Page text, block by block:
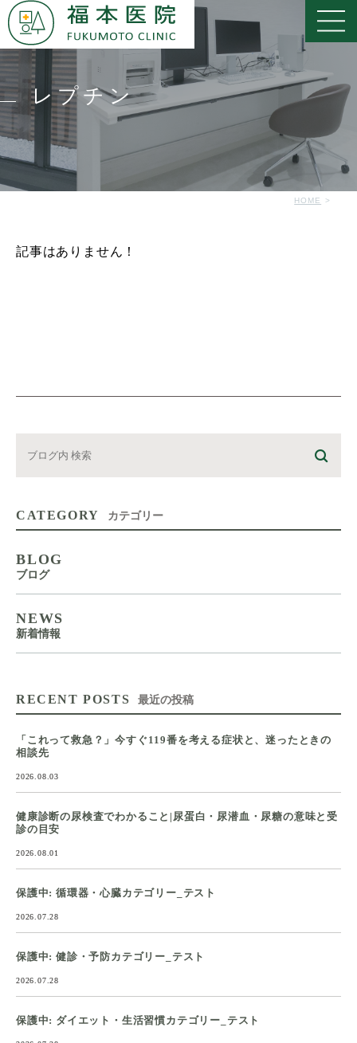
レプチン
HOME
記事はありません！
CATEGORY カテゴリー
BLOG
ブログ
NEWS
新着情報
RECENT POSTS 最近の投稿
「これって救急？」今すぐ119番を考える症状と、迷ったときの
相談先
2026.08.03
健康診断の尿検査でわかること|尿蛋白・尿潜血・尿糖の意味と受
診の目安
2026.08.01
保護中: 循環器・心臓カテゴリー_テスト
2026.07.28
保護中: 健診・予防カテゴリー_テスト
2026.07.28
保護中: ダイエット・生活習慣カテゴリー_テスト